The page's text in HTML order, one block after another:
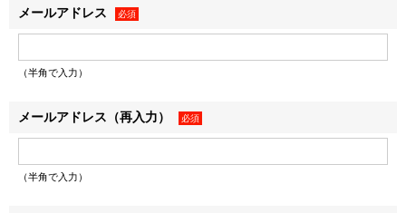
不利益を被ることがありますが、弊社に帰責事由がない限
り、弊社は責任を負いません。
利用目的
連結子会社とし、以下同じとします）は、お客様情報を以下
メールアドレス 必須
（半角で入力）
メールアドレス（再入力） 必須
（半角で入力）